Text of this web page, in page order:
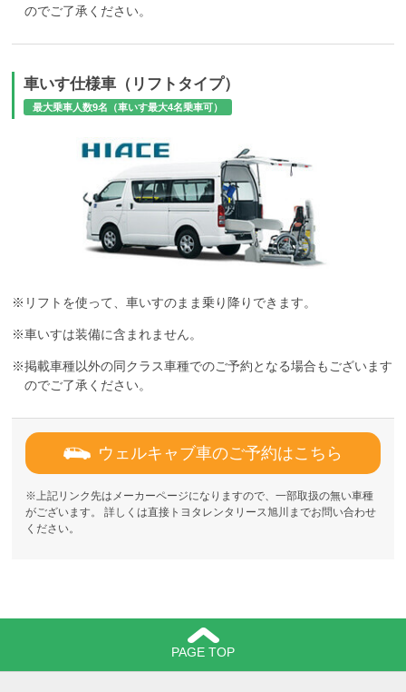
のでご了承ください。
車いす仕様車（リフトタイプ）
最大乗車人数9名（車いす最大4名乗車可）
※リフトを使って、車いすのまま乗り降りできます。
※車いすは装備に含まれません。
※掲載車種以外の同クラス車種でのご予約となる場合もございます
のでご了承ください。
ウェルキャブ車のご予約はこちら
※上記リンク先はメーカーページになりますので、一部取扱の無い車種
がございます。 詳しくは直接トヨタレンタリース旭川までお問い合わせ
ください。
PAGE TOP